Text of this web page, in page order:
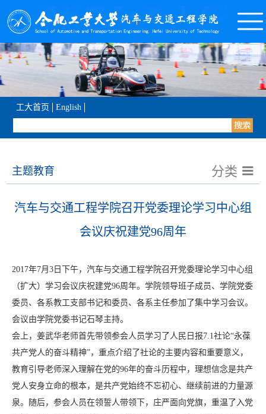
工大首页 English
主题教育 分类
汽车与交通工程学院召开党委理论学习中心组
会议庆祝建党96周年
2017年7月3日下午，汽车与交通工程学院召开党委理论学习中心组
（扩大）学习会议庆祝建党96周年。学院领导班子成员、学院党委
委员、各系教工支部书记和委员、各系主任参加了集中学习会议。
会议由学院党委书记石琴主持。
会上，姜武华老师首先带领参会人员学习了人民日报7.1社论“永葆
共产党人的奋斗精神”，重点介绍了社论的主要内容和重要意义，
教育引导老师深入理解在党的96年的奋斗历程中，理想信念是共产
党人安身立命的根本，是共产党始终不忘初心、继续前进的力量源
泉。随后，参会人员在领誓人带领下，庄严面向党旗，重温了入党